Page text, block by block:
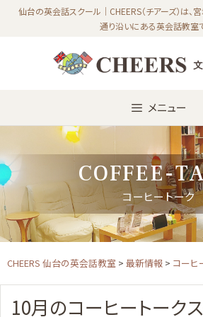
Skip仙台の英会話スクール｜CHEERS（チアーズ）は、
通り沿いにある英会話教室で
メニュー
COFFEE-
コーヒートーク
CHEERS 仙台の英会話教室 > 最新情報 > コーヒ
10月のコーヒートーク